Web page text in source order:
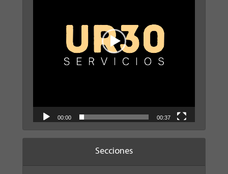
00:00 00:37
Secciones